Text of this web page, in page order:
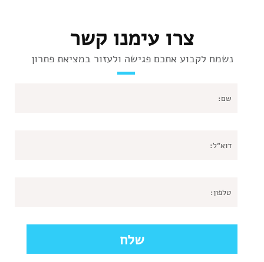
צרו עימנו קשר
נשמח לקבוע אתכם פגישה ולעזור במציאת פתרון